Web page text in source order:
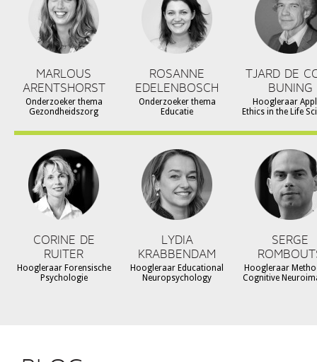
MARLOUS
ARENTSHORST
Onderzoeker thema
Gezondheidszorg
ROSANNE
EDELENBOSCH
Onderzoeker thema
Educatie
TJARD DE
BUNING
Hoogleraar
Ethics in the Life
CORINE DE
RUITER
Hoogleraar Forensische
Psychologie
LYDIA
KRABBENDAM
Hoogleraar Educational
Neuropsychology
SERGE
Hoogleraar
Cognitive